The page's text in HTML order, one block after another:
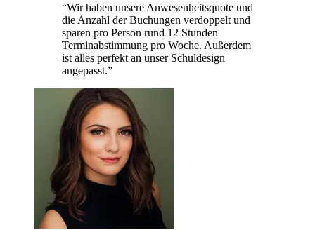
“Wir haben unsere Anwesenheitsquote und
die Anzahl der Buchungen verdoppelt und
sparen pro Person rund 12 Stunden
Terminabstimmung pro Woche. Außerdem
ist alles perfekt an unser Schuldesign
angepasst.”